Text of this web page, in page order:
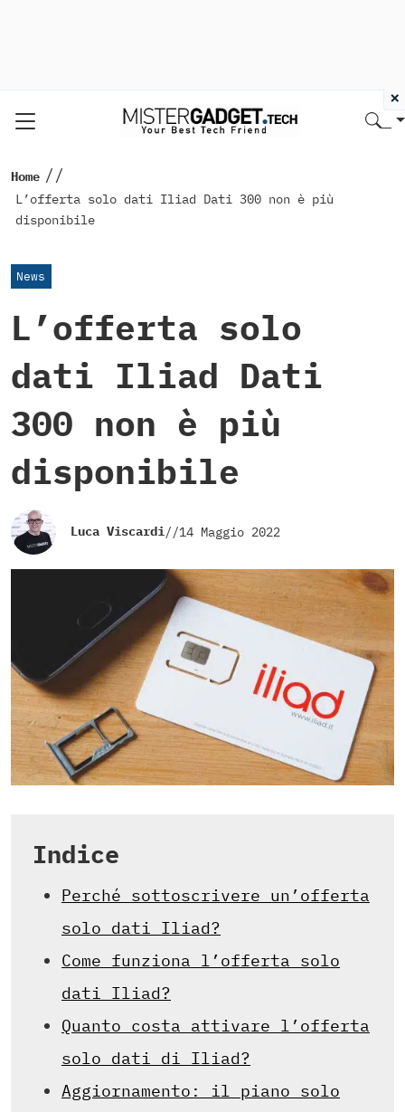
Home //
L’offerta solo dati Iliad Dati 300 non è più
disponibile
News
L’offerta solo
dati Iliad Dati
300 non è più
disponibile
Luca Viscardi//14 Maggio 2022
Indice
Perché sottoscrivere un’offerta
solo dati Iliad?
Come funziona l’offerta solo
dati Iliad?
Quanto costa attivare l’offerta
solo dati di Iliad?
Aggiornamento: il piano solo
×